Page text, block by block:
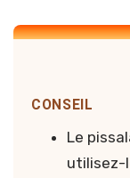
CONSEIL
Le
utilisez-